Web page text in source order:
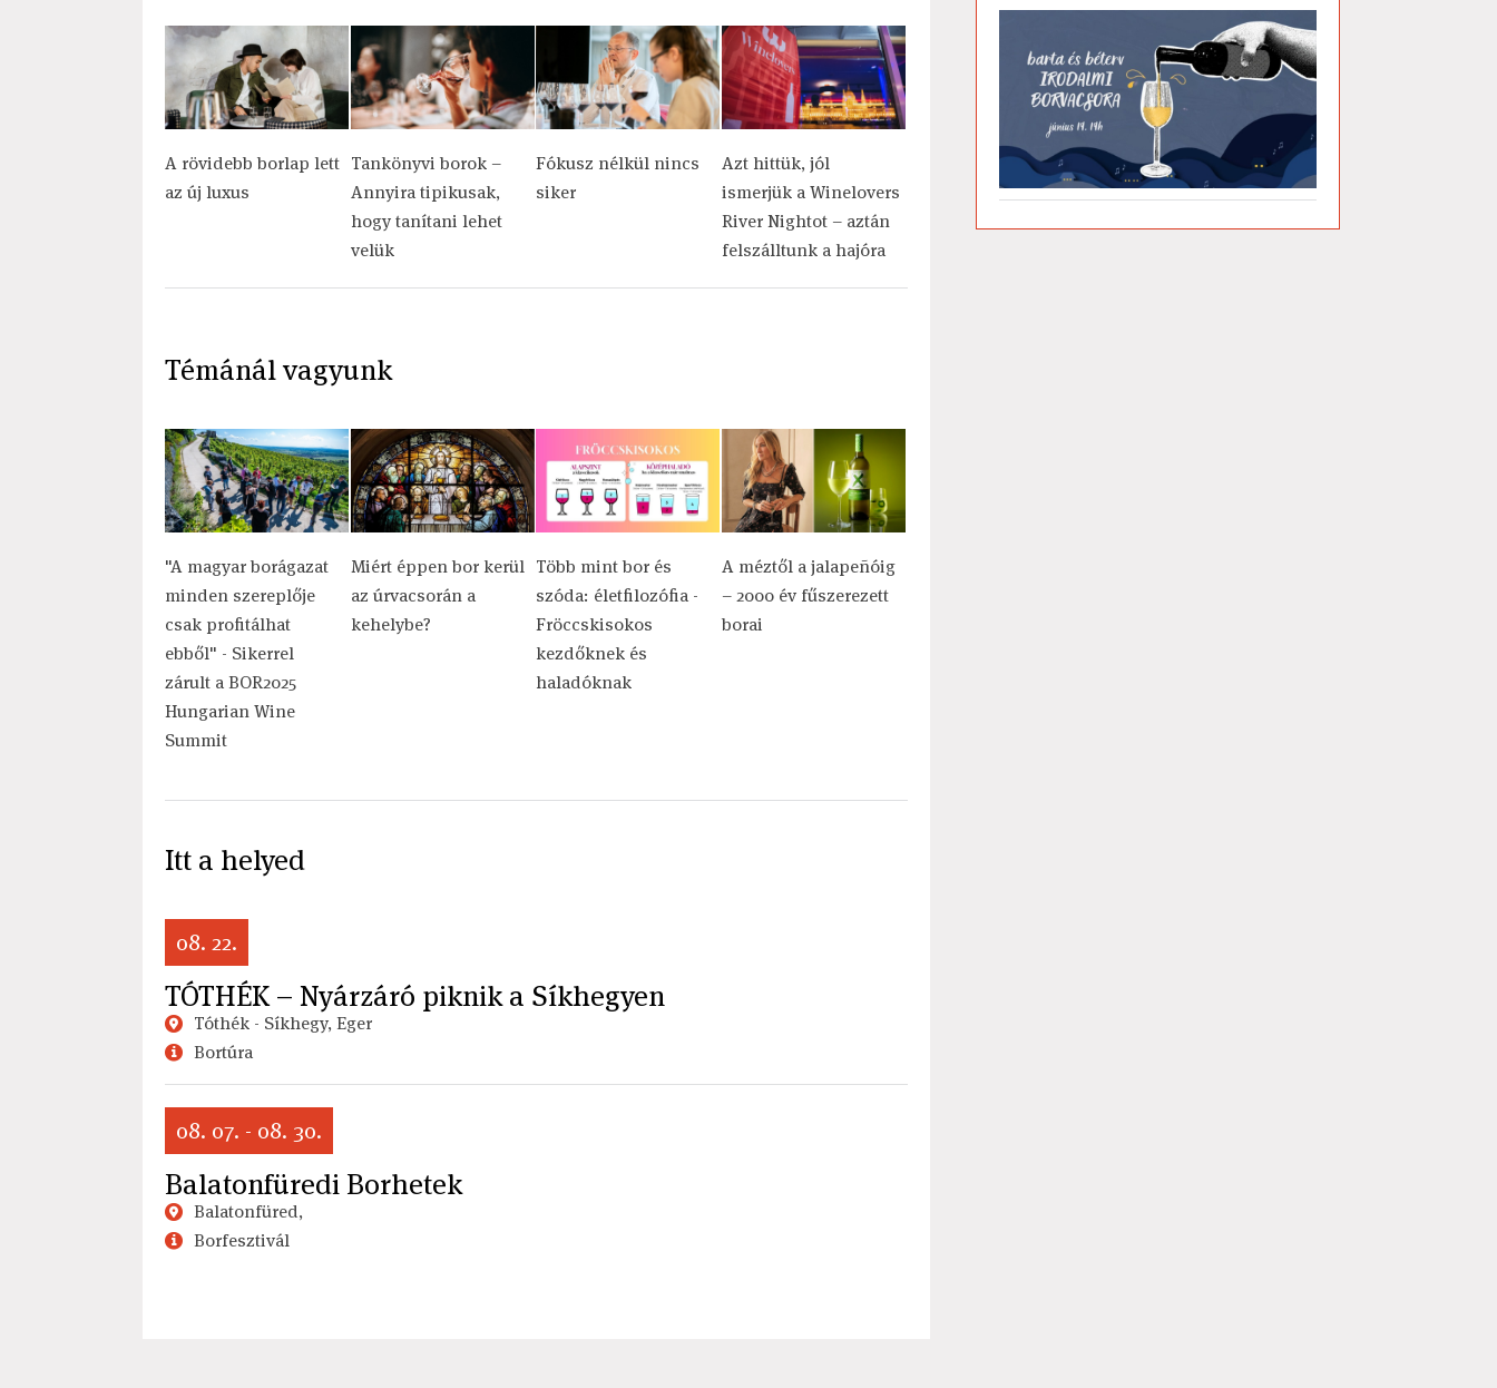
A rövidebb borlap lett
az új luxus
Tankönyvi borok –
Annyira tipikusak,
hogy tanítani lehet
velük
Fókusz nélkül nincs
siker
Azt hittük, jól
ismerjük a Winelovers
River Nightot – aztán
felszálltunk a hajóra
Témánál vagyunk
"A magyar borágazat
minden szereplője
csak profitálhat
ebből" - Sikerrel
zárult a BOR2025
Hungarian Wine
Summit
Miért éppen bor kerül
az úrvacsorán a
kehelybe?
Több mint bor és
szóda: életfilozófia -
Fröccskisokos
kezdőknek és
haladóknak
A méztől a jalapeñóig
– 2000 év fűszerezett
borai
Itt a helyed
08. 22.
TÓTHÉK – Nyárzáró piknik a Síkhegyen
Tóthék - Síkhegy, Eger
Bortúra
08. 07. - 08. 30.
Balatonfüredi Borhetek
Balatonfüred,
Borfesztivál